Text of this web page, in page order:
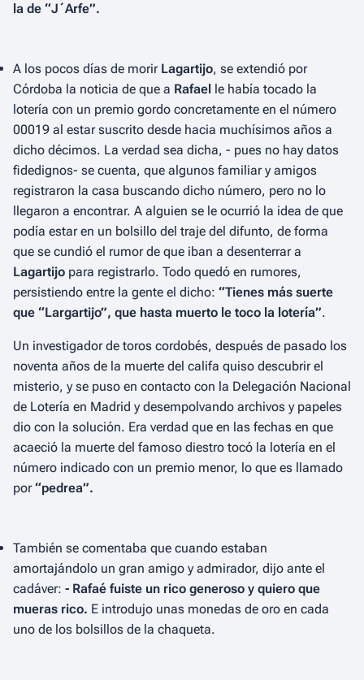
la de “J´Arfe”.
A los pocos días de morir Lagartijo, se extendió por
Córdoba la noticia de que a Rafael
le había tocado la
lotería con un premio gordo concretamente en el número
00019 al estar suscrito desde hacia muchísimos años a
dicho décimos. La verdad sea dicha, - pues no hay datos
fidedignos- se cuenta, que algunos familiar y amigos
registraron la casa buscando dicho número, pero no lo
llegaron a encontrar. A alguien se le ocurrió la idea de que
podía estar en un bolsillo del traje del difunto, de forma
que se cundió el rumor de que iban a desenterrar a
Lagartijo para registrarlo. Todo quedó en rumores,
persistiendo entre la gente el dicho: “Tienes más suerte
que “Largartijo”, que hasta muerto le toco la lotería”.
Un investigador de toros cordobés, después de pasado los
noventa años de la muerte del califa quiso descubrir el
misterio, y se puso en contacto con la Delegación Nacional
de Lotería en Madrid y desempolvando archivos y papeles
dio con la solución. Era verdad que en las fechas en que
acaeció la muerte del famoso diestro tocó la lotería en el
número indicado con un premio menor, lo que es llamado
por“pedrea”.
También se comentaba que cuando estaban
amortajándolo un gran amigo y admirador, dijo ante el
cadáver: - Rafaé fuiste un rico generoso y quiero que
mueras rico. E introdujo unas monedas de oro en cada
uno de los bolsillos de la chaqueta.